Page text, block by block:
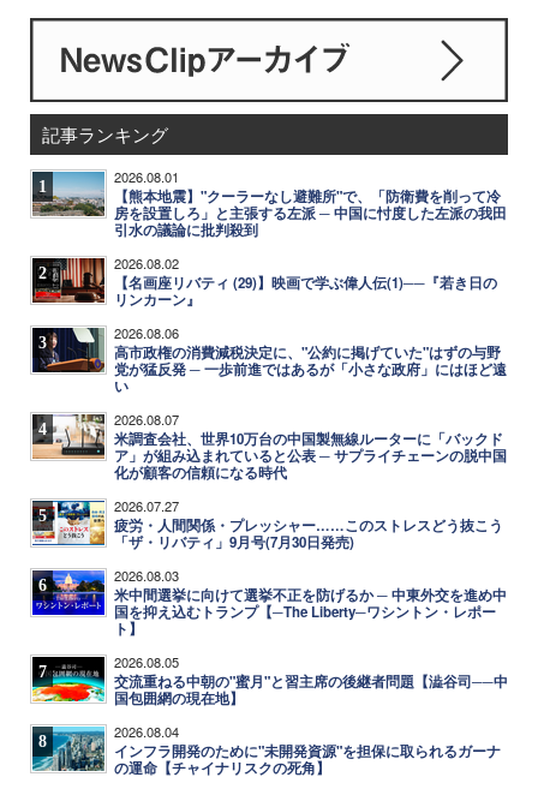
記事ランキング
1 2026.08.01
【熊本地震】"クーラーなし避難所"で、「防衛費を削って冷
房を設置しろ」と主張する左派 ─ 中国に忖度した左派の我田
引水の議論に批判殺到
2 2026.08.02
【名画座リバティ (29)】映画で学ぶ偉人伝(1)──『若き日の
リンカーン』
3 2026.08.06
高市政権の消費減税決定に、"公約に掲げていた"はずの与野
党が猛反発 ─ 一歩前進ではあるが「小さな政府」にはほど遠
い
4 2026.08.07
米調査会社、世界10万台の中国製無線ルーターに「バックド
ア」が組み込まれていると公表 ─ サプライチェーンの脱中国
化が顧客の信頼になる時代
5 2026.07.27
疲労・人間関係・プレッシャー……このストレスどう抜こう
「ザ・リバティ」9月号(7月30日発売)
6 2026.08.03
米中間選挙に向けて選挙不正を防げるか ─ 中東外交を進め中
国を抑え込むトランプ【─The Liberty─ワシントン・レポー
ト】
7 2026.08.05
交流重ねる中朝の"蜜月"と習主席の後継者問題【澁谷司──中
国包囲網の現在地】
8 2026.08.04
インフラ開発のために"未開発資源"を担保に取られるガーナ
の運命【チャイナリスクの死角】